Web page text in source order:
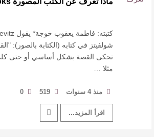
القيمة الأدبية بين استحقاق النص وسلطة الجائزة
​ اللون الأحمر وشاح سردية الأدب وسر رمزية
النصوص
شولفيتز في كتابه (الكتابة بالصور):
تحكى القصة بشكل أساسي أو حتى
مثلا …
منذ 4 سنوات 519
0
اقرأ المزيد...